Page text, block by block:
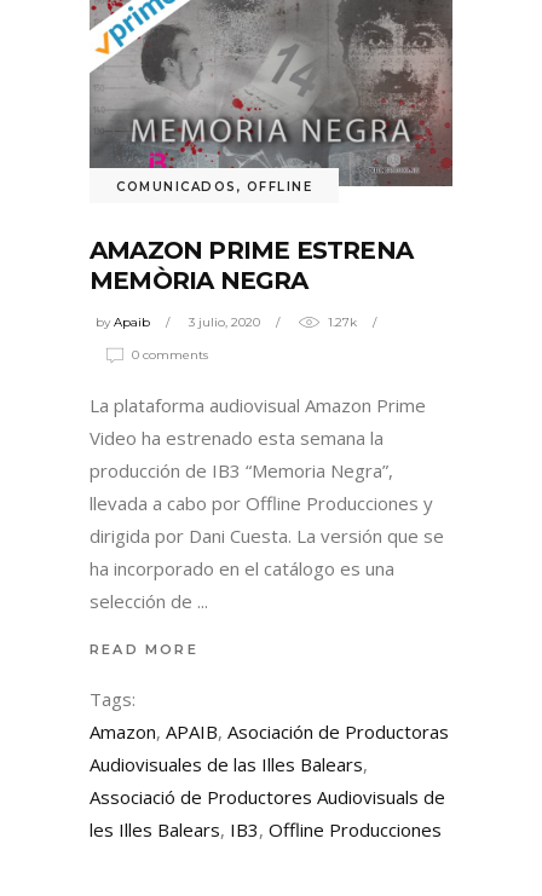
COMUNICADOS , OFFLINE
AMAZON PRIME ESTRENA
MEMÒRIA NEGRA
byApaib 3 julio, 2020 1.27k
0 comments
La plataforma audiovisual Amazon Prime
Video ha estrenado esta semana la
producción de IB3 “Memoria Negra”,
llevada a cabo por Offline Producciones y
dirigida por Dani Cuesta. La versión que se
ha incorporado en el catálogo es una
selección de
READ MORE
Tags:
Amazon, APAIB, Asociación de Productoras
Audiovisuales de las Illes Balears,
Associació de Productores Audiovisuals de
les Illes Balears, IB3, Offline Producciones